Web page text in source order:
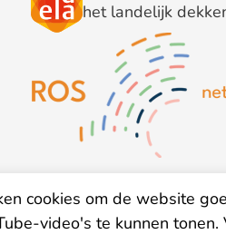
het landelijk
cookies om de website
video's te kunnen